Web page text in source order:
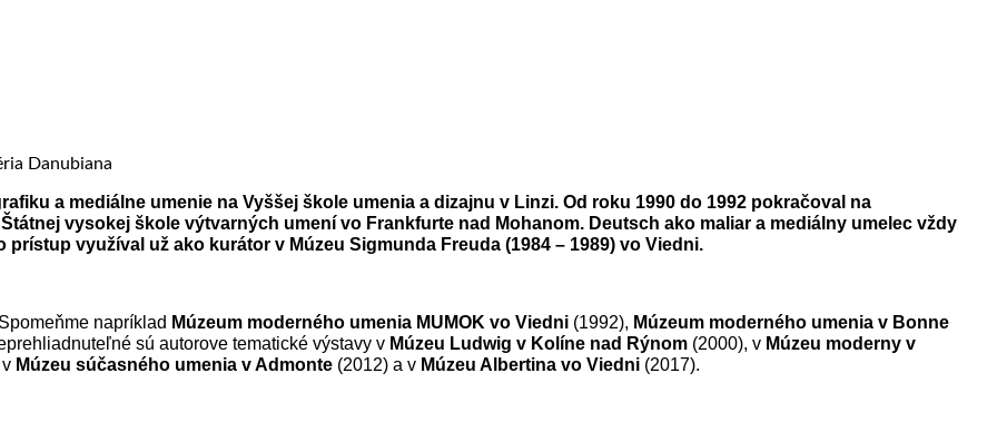
a mediálne umenie na Vyššej škole umenia a dizajnu v Linzi. Od roku 1990 do 1992 pokračoval na
vysokej škole výtvarných umení vo Frankfurte nad Mohanom. Deutsch ako maliar a mediálny umelec vždy
využíval už ako kurátor v Múzeu Sigmunda Freuda (1984 – 1989) vo Viedni.
napríklad Múzeum moderného umenia MUMOK vo Viedni (1992), Múzeum moderného umenia v Bonne
sú autorove tematické výstavy v Múzeu Ludwig v Kolíne nad Rýnom (2000), v Múzeu moderny v
Múzeu súčasného umenia v Admonte (2012) a v Múzeu Albertina vo Viedni (2017).